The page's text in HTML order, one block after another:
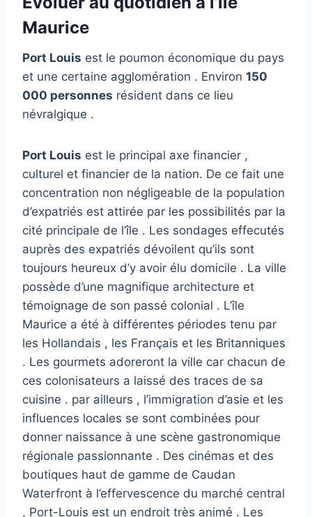
Maurice
Port Louis est le poumon économique du pays
et une certaine agglomération . Environ 150
000 personnes résident dans ce lieu
névralgique .
Port Louis est le principal axe financier ,
culturel et financier de la nation. De ce fait une
concentration non négligeable de la population
d’expatriés est attirée par les possibilités par la
cité principale de l’île . Les sondages effecutés
auprès des expatriés dévoilent qu’ils sont
toujours heureux d’y avoir élu domicile . La ville
possède d’une magnifique architecture et
témoignage de son passé colonial . L’île
Maurice a été à différentes périodes tenu par
les Hollandais , les Français et les Britanniques
. Les gourmets adoreront la ville car chacun de
ces colonisateurs a laissé des traces de sa
cuisine . par ailleurs , l’immigration d’asie et les
influences locales se sont combinées pour
donner naissance à une scène gastronomique
régionale passionnante . Des cinémas et des
boutiques haut de gamme de Caudan
Waterfront à l’effervescence du marché central
, Port-Louis est un endroit très animé . Les